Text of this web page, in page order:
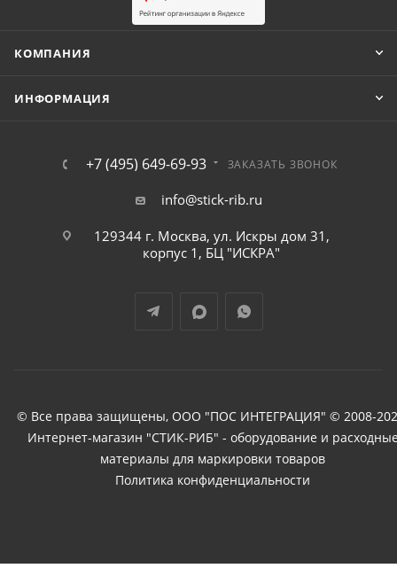
КОМПАНИЯ
ИНФОРМАЦИЯ
+7 (495) 649-69-93 ЗАКАЗАТЬ ЗВОНОК
info@stick-rib.ru
129344 г. Москва, ул. Искры дом 31,
корпус 1, БЦ "ИСКРА"
© Все права защищены, ООО "ПОС ИНТЕГРАЦИЯ" © 2008-
Интернет-магазин "СТИК-РИБ" - оборудование и
материалы для маркировки товаров
Политика конфиденциальности